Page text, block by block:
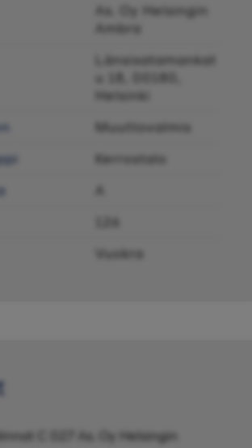
As. Oy Helsingin
Ambra
Länsisatamankat
u 18, 00180,
Helsinki
Muuttovalmis
Kerrostalo
A
126
Vuokra
C 027 As. Oy Helsingin